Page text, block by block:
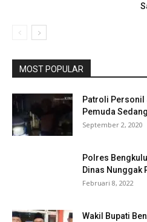
MOST POPULAR
Patroli Personil
Pemuda
September 2, 2020
Polres
Dinas Nunggak
Februari 8, 2022
Wakil Bupati